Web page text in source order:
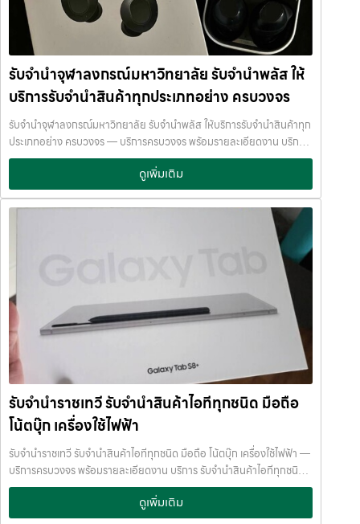
รับจำนำ ของสะสม / ของมีค่าอื่น ๆ บริการแต่ละประเภท ประเมินราคาตาม
สภาพสินค้า รุ่น ยี่ห้อ อายุการใช้งาน เราให้ราคาสูง พร้อมจ่ายเงินสดทันใจ
ความปลอดภัย และการดูแล ระบบกล้องวงจรปิด CCTV ทุกมุม ห้องนิรภัย
/ ตู้นิรภัย พนักงานผ่านการฝึกอบรม ประกันความเสียหาย / ความสูญหาย
บันทึกข้อมูลลูกค้าเป็นความลับ คำแนะนำสำหรับผู้ใช้บริการ เก็บสลิป /
เอกสารสัญญาอย่างดี อย่าเสียบแบตเตอรี่นานนับเดือน ไถ่ถอนก่อนหมด
กำหนด ติดต่อเราได้ทันทีหากมีปัญหา ลิงก์ที่เกี่ยวข้อง รับจำนำเทอร์มิ
นัล21อโศก รับจำนำเทอร์มินัล21อโศก
เป็นธรรม ให้ราคาสูง และจ่ายเงินสดรวดเร็วภายในไม่กี่นาที เรามีมาตรฐาน
การให้บริการที่ โปร่งใส ปลอดภัย เชื่อถือได้ การดูแลสินค้าทุกชิ้นอย่างดี
ภายในสถานที่ที่มีระบบรักษาความปลอดภัยครบครัน ทีมงานเชี่ยวชาญ
พร้อมให้คำปรึกษาอย่างมืออาชีพ คุณได้รับเงินจริงทันที ไม่ต้องรอนาน การ
บริการของเราออกแบบมาเพื่อตอบโจทย์ลูกค้าที่ต้องการเงินด่วนโดยไม่
ต้องขายสินทรัพย์ เราเข้าใจความรู้สึกของลูกค้า เรารักษาความลับ และ
พยายามให้บริการด้วยความอ่อนโยน สุจริต และไว้วางใจได้ พื้นที่บริการ
ของ รับจำนำพลัส เพื่อให้ครอบคลุมกลุ่มลูกค้าในหลายเขตกรุงเทพฯ เรามี
จุดบริการในหลายพื้นที่สำคัญดังนี้: เขต ลาดพร้าว เขต แจ้งวัฒนะ เขต สีลม
เขต รัชดา เขต บางแค เขต รามอินทรา เขต บางนา ไม่ว่าคุณอยู่ในซอย
ลาดพร้าวโชคชัย4 ลาดปลาเค้า รัชดาซอย หรือใกล้แยกสีลม ช่องนนทรี
บางนา เมกาบางนา บางแค เดอะมอลล์บางแค รามอินทรา กม.8 หรือใกล้
โชว์รูมแจ้งวัฒนะ — เราพร้อมให้บริการถึงที่ บริการรับจำนำสินค้าที่ให้
บริการ ที่ รับจำนำพลัส เรามีบริการครอบคลุมหลากหลายประเภทสินค้าที่
ลูกค้าต้องการจำนำ ดังนี้: รับจำนำ โทรศัพท์มือถือ / สมาร์ตโฟน (iPhone,
Samsung, Huawei, Oppo ฯลฯ) รับจำนำ โน้ตบุ๊ก / คอมพิวเตอร์ /
แล็ปท็อป รับจำนำ แท็บเล็ต / iPad รับจำนำ เครื่องใช้ไฟฟ้าเล็ก / เครื่องใช้
ไฟฟ้าภายในบ้าน รับจำนำ กล้องถ่ายรูป / กล้องดิจิตอล / อุปกรณ์ถ่ายภาพ
รับจำนำ ของสะสม / ของมีค่าอื่น ๆ บริการแต่ละประเภท ประเมินราคาตาม
สภาพสินค้า รุ่น ยี่ห้อ อายุการใช้งาน เราให้ราคาสูง พร้อมจ่ายเงินสดทันใจ
ความปลอดภัย และการดูแล ระบบกล้องวงจรปิด CCTV ทุกมุม ห้องนิรภัย
/ ตู้นิรภัย พนักงานผ่านการฝึกอบรม ประกันความเสียหาย / ความสูญหาย
บันทึกข้อมูลลูกค้าเป็นความลับ คำแนะนำสำหรับผู้ใช้บริการ เก็บสลิป /
เอกสารสัญญาอย่างดี อย่าเสียบแบตเตอรี่นานนับเดือน ไถ่ถอนก่อนหมด
กำหนด ติดต่อเราได้ทันทีหากมีปัญหา ลิงก์ที่เกี่ยวข้อง รับจำนำสามย่าน
มิตรทาวน์ รับจำนำสามย่านมิตรทาวน์
รับจำนำจุฬาลงกรณ์มหาวิทยาลัย รับจำนำพลัส ให้
บริการรับจำนำสินค้าทุกประเภทอย่าง ครบวงจร
รับจำนำจุฬาลงกรณ์มหาวิทยาลัย รับจำนำพลัส ให้บริการรับจำนำสินค้าทุก
ประเภทอย่าง ครบวงจร — บริการครบวงจร พร้อมรายละเอียดงาน บริการ
รับจำนำสินค้าไอทีทุกชนิด พร้อมให้บริการในเขต ลาดพร้าว แจ้งวัฒนะ สีลม
รัชดา บางแค รามอินทรา บางนา ด้วยมาตรฐาน รวดเร็ว ปลอดภัย ให้ราคา
สูง รับจำนำจุฬาลงกรณ์มหาวิทยาลัย — รับจำนำพลัส ให้บริการรับจำนำ
สินค้าทุกประเภทอย่าง ครบวงจร รับจำนำจุฬาลงกรณ์มหาวิทยาลัย รับ
จำนำพลัส ให้บริการรับจำนำสินค้าทุกประเภทอย่าง ครบวงจร จ่ายเงินสด
ทันที ไม่รอนาน รับจำนำจุฬาลงกรณ์มหาวิทยาลัย จ่ายเงินสดทันที ไม่รอ
กรุงเทพฯ โทรศัพท์ มือถือ โน้ตบุ๊ก เครื่องใช้ไฟฟ้า และสินทรัพย์มีค่าอื่น ๆ
ทำไมเลือก รับจำนำพลัส (JumnumPlus) เมื่อคุณต้องการเงินด่วน เราที่
รับจำนำพลัส ให้บริการรับจำนำสินค้าทุกประเภทอย่างครบวงจร — ไม่ว่าจะ
เป็น โทรศัพท์มือถือ โน้ตบุ๊ก เครื่องใช้ไฟฟ้า หรือ สินทรัพย์มีค่าอื่น ๆ —
พร้อมประเมินราคาอย่างเป็นธรรม ให้ราคาสูง และจ่ายเงินสดรวดเร็วภายใน
ไม่กี่นาที เรามีมาตรฐานการให้บริการที่ โปร่งใส ปลอดภัย เชื่อถือได้ การดูแล
สินค้าทุกชิ้นอย่างดี ภายในสถานที่ที่มีระบบรักษาความปลอดภัยครบครัน
ทีมงานเชี่ยวชาญ พร้อมให้คำปรึกษาอย่างมืออาชีพ คุณได้รับเงินจริงทันที
ไม่ต้องรอนาน การบริการของเราออกแบบมาเพื่อตอบโจทย์ลูกค้าที่ต้องการ
เงินด่วนโดยไม่ต้องขายสินทรัพย์ เราเข้าใจความรู้สึกของลูกค้า เรารักษา
ความลับ และพยายามให้บริการด้วยความอ่อนโยน สุจริต และไว้วางใจได้
พื้นที่บริการของ รับจำนำพลัส เพื่อให้ครอบคลุมกลุ่มลูกค้าในหลายเขต
กรุงเทพฯ เรามีจุดบริการในหลายพื้นที่สำคัญดังนี้: เขต ลาดพร้าว เขต
แจ้งวัฒนะ เขต สีลม เขต รัชดา เขต บางแค เขต รามอินทรา เขต บางนา ไม่ว่า
คุณอยู่ในซอย ลาดพร้าวโชคชัย4 ลาดปลาเค้า รัชดาซอย หรือใกล้แยกสีลม
ดูเพิ่มเติม
รับจำนำราชเทวี รับจำนำสินค้าไอทีทุกชนิด มือถือ
โน้ตบุ๊ก เครื่องใช้ไฟฟ้า
รับจำนำราชเทวี รับจำนำสินค้าไอทีทุกชนิด มือถือ โน้ตบุ๊ก เครื่องใช้ไฟฟ้า —
บริการครบวงจร พร้อมรายละเอียดงาน บริการ รับจำนำสินค้าไอทีทุกชนิด
พร้อมให้บริการในเขต ลาดพร้าว แจ้งวัฒนะ สีลม รัชดา บางแค รามอินทรา
บางนา ด้วยมาตรฐาน รวดเร็ว ปลอดภัย ให้ราคาสูง รับจำนำราชเทวี — รับ
ดูเพิ่มเติม